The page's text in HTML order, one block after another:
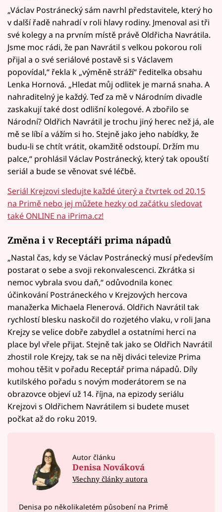
„Václav Postránecký sám navrhl představitele, který ho
v další řadě nahradí v roli hlavy rodiny. Jmenoval asi tři
své kolegy a na prvním místě právě Oldřicha Navrátila.
Jsme moc rádi, že pan Navrátil s velkou pokorou roli
přijal a o své seriálové postavě si s Václavem
popovídal,“ řekla k „výměně stráží“ ředitelka obsahu
Lenka Hornová. „Hledat můj odlitek je marná snaha. A
nahraditelný je každý. Teď za mě v Národním divadle
zaskakují také dost odlišní kolegové. A zbořilo se
Národní? Oldřich Navrátil je trochu jiný herec než já, ale
mě se líbí a vážím si ho. Stejně jako jeho nabídky, že
budu-li se chtít vrátit, okamžitě odstoupí. Držím mu
palce,“ prohlásil Václav Postránecký, který tak opouští
seriál a bude se věnovat své léčbě.
Seriál Krejzovi sledujte každé úterý a čtvrtek od 20.15
na Primě nebo jej můžete hezky od začátku sledovat
také ONLINE na iPrima.cz!
Změna i v Receptáři prima nápadů
„Nastal čas, kdy se Václav Postránecký musí především
postarat o sebe a svoji rekonvalescenci. Zkrátka si
nemoc vybrala svou daň,“ odůvodnila konec
účinkování Postráneckého v Krejzových hercova
manažerka Michaela Flenerová. Oldřich Navrátil tak
rychlostí blesku naskočil do rozjetého vlaku, v roli Jana
Krejzy se velice dobře zabydlel a ostatními herci na
place byl vřele přijat. Stejně tak jako se Oldřich Navrátil
zhostil role Krejzy, tak se na něj diváci televize Prima
mohou těšit v pořadu Receptář prima nápadů. Díly
kutilského pořadu s novým moderátorem se na
obrazovce objeví už 14. října, na epizody seriálu
Krejzovi s Oldřichem Navrátilem si budete muset
počkat až do roku 2019.
Autor článku
Denisa Nováková
Všechny články autora
Denisa po několikaletém působení na Primě